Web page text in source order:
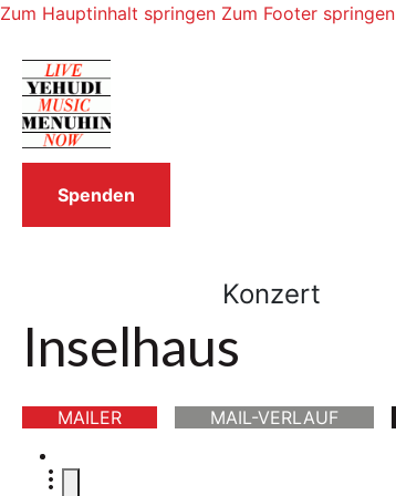
Zum Hauptinhalt springen Zum Footer springen
Spenden
Konzert
Inselhaus
MAILER MAIL-VERLAUF